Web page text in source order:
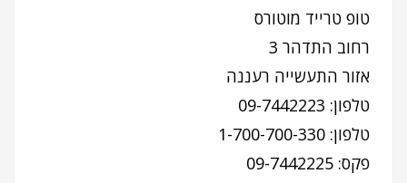
טופ טרייד מוטורס
רחוב התדהר 3
אזור התעשייה רעננה
09-7442223 :טלפון
1-700-700-330 :טלפון
09-7442225 :פקס